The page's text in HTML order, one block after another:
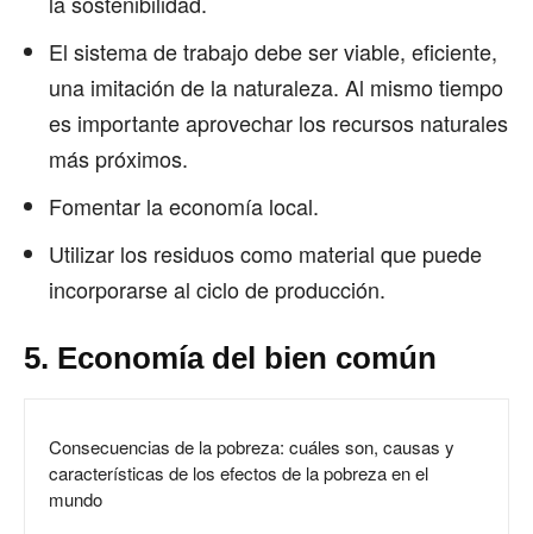
El sistema de trabajo debe ser viable, eficiente,
una imitación de la naturaleza. Al mismo tiempo
es importante aprovechar los recursos naturales
más próximos.
Fomentar la economía local.
Utilizar los residuos como material que puede
incorporarse al ciclo de producción.
5. Economía del bien común
Consecuencias de la pobreza: cuáles son, causas y
características de los efectos de la pobreza en el
mundo